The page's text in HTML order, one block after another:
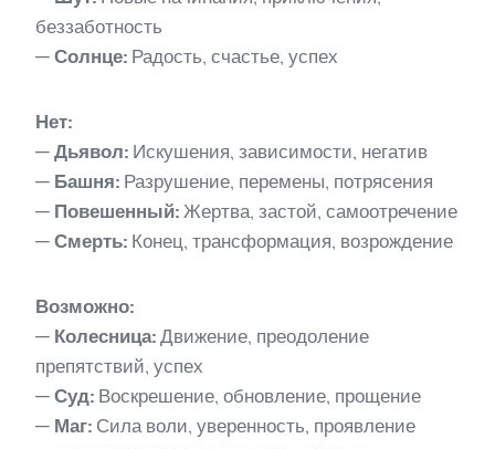
беззаботность
— Солнце: Радость, счастье, успех
Нет:
— Дьявол: Искушения, зависимости, негатив
— Башня: Разрушение, перемены, потрясения
— Повешенный: Жертва, застой, самоотречение
— Смерть: Конец, трансформация, возрождение
Возможно:
— Колесница: Движение, преодоление
препятствий, успех
— Суд: Воскрешение, обновление, прощение
— Маг: Сила воли, уверенность, проявление